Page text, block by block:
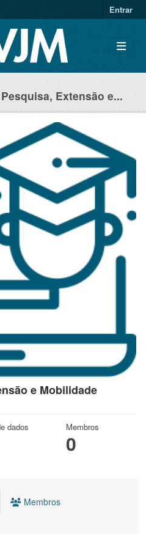
Entrar
Extensão e...
e Mobilidade
dados Membros
0
Membros